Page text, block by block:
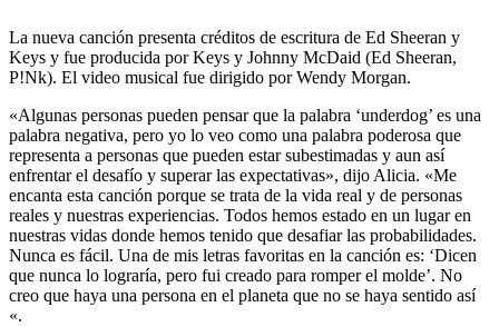
La nueva canción presenta créditos de escritura de Ed Sheeran y
Keys y fue producida por Keys y Johnny McDaid (Ed Sheeran,
P!Nk). El video musical fue dirigido por Wendy Morgan.
«Algunas personas pueden pensar que la palabra ‘underdog’ es una
palabra negativa, pero yo lo veo como una palabra poderosa que
representa a personas que pueden estar subestimadas y aun así
enfrentar el desafío y superar las expectativas», dijo Alicia. «Me
encanta esta canción porque se trata de la vida real y de personas
reales y nuestras experiencias. Todos hemos estado en un lugar en
nuestras vidas donde hemos tenido que desafiar las probabilidades.
Nunca es fácil. Una de mis letras favoritas en la canción es: ‘Dicen
que nunca lo lograría, pero fui creado para romper el molde’. No
creo que haya una persona en el planeta que no se haya sentido así
«.